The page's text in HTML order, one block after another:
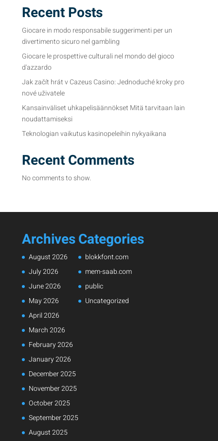
Recent Posts
Giocare in modo responsabile suggerimenti per un
divertimento sicuro nel gambling
Giocare le prospettive culturali nel mondo del gioco
d'azzardo
Jak začít hrát v Cazeus Casino: Jednoduché kroky pro
nové uživatele
Kansainväliset uhkapelisäännökset Mitä tarvitaan lain
noudattamiseksi
Teknologian vaikutus kasinopeleihin nykyaikana
Recent Comments
No comments to show.
Archives
August 2026
July 2026
June 2026
May 2026
April 2026
March 2026
February 2026
January 2026
December 2025
November 2025
October 2025
September 2025
August 2025
Categories
blokkfont.com
mem-saab.com
public
Uncategorized